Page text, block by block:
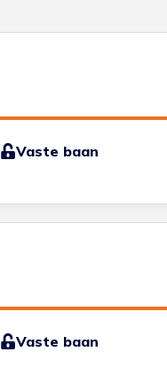
Vaste baan
Vaste baan